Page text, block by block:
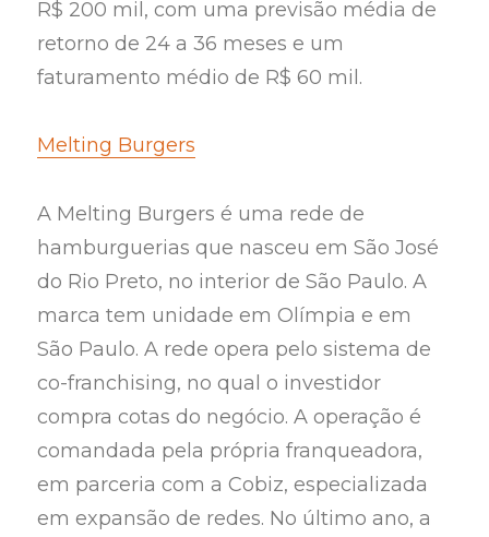
R$ 200 mil, com uma previsão média de
retorno de 24 a 36 meses e um
faturamento médio de R$ 60 mil.
Melting Burgers
A Melting Burgers é uma rede de
hamburguerias que nasceu em São José
do Rio Preto, no interior de São Paulo. A
marca tem unidade em Olímpia e em
São Paulo. A rede opera pelo sistema de
co-franchising, no qual o investidor
compra cotas do negócio. A operação é
comandada pela própria franqueadora,
em parceria com a Cobiz, especializada
em expansão de redes. No último ano, a